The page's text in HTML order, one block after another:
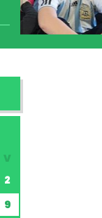
V
2
9